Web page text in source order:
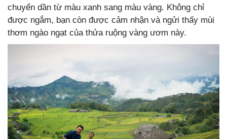
chuyển dần từ màu xanh sang màu vàng. Không chỉ
được ngắm, bạn còn được cảm nhận và ngửi thấy mùi
thơm ngào ngạt của thửa ruộng vàng ươm này.